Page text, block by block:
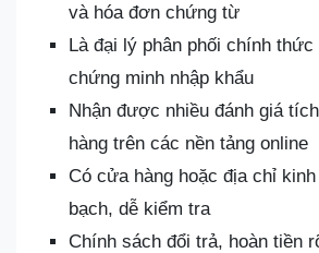
và hóa đơn chứng từ
Là đại lý phân phối chính
chứng minh nhập khẩu
Nhận được nhiều đánh giá
hàng trên các nền tảng online
Có cửa hàng hoặc địa chỉ
bạch, dễ kiểm tra
Chính sách đổi trả, hoàn tiền